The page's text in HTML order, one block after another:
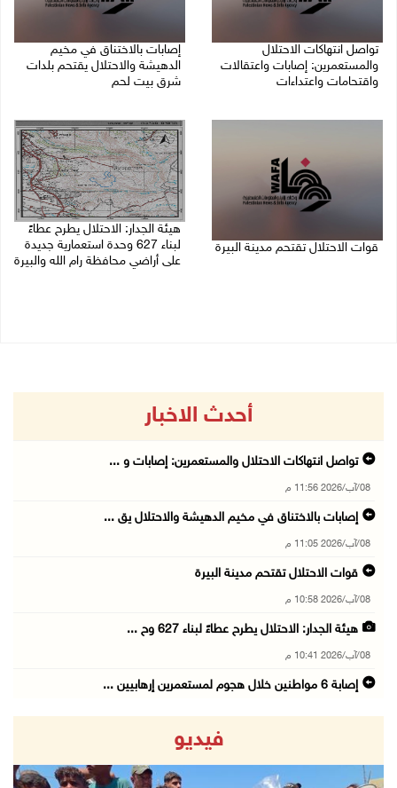
تواصل انتهاكات الاحتلال
والمستعمرين: إصابات واعتقالات
واقتحامات واعتداءات
إصابات بالاختناق في مخيم
الدهيشة والاحتلال يقتحم بلدات
شرق بيت لحم
قوات الاحتلال تقتحم مدينة البيرة
هيئة الجدار: الاحتلال يطرح عطاءً
لبناء 627 وحدة استعمارية جديدة
على أراضي محافظة رام الله والبيرة
أحدث الاخبار
تواصل انتهاكات الاحتلال والمستعمرين: إصابات و ...
08/آب/2026 11:56 م
إصابات بالاختناق في مخيم الدهيشة والاحتلال يق ...
08/آب/2026 11:05 م
قوات الاحتلال تقتحم مدينة البيرة
08/آب/2026 10:58 م
هيئة الجدار: الاحتلال يطرح عطاءً لبناء 627 وح ...
08/آب/2026 10:41 م
إصابة 6 مواطنين خلال هجوم لمستعمرين إرهابيين ...
الاحتلال يحتجز مواطنين من طمون ومخيم الفارعة
08/آب/2026 09:33 م
فيديو